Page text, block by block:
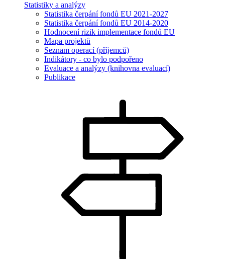
Statistiky a analýzy
Statistika čerpání fondů EU 2021-2027
Statistika čerpání fondů EU 2014-2020
Hodnocení rizik implementace fondů EU
Mapa projektů
Seznam operací (příjemců)
Indikátory - co bylo podpořeno
Evaluace a analýzy (knihovna evaluací)
Publikace